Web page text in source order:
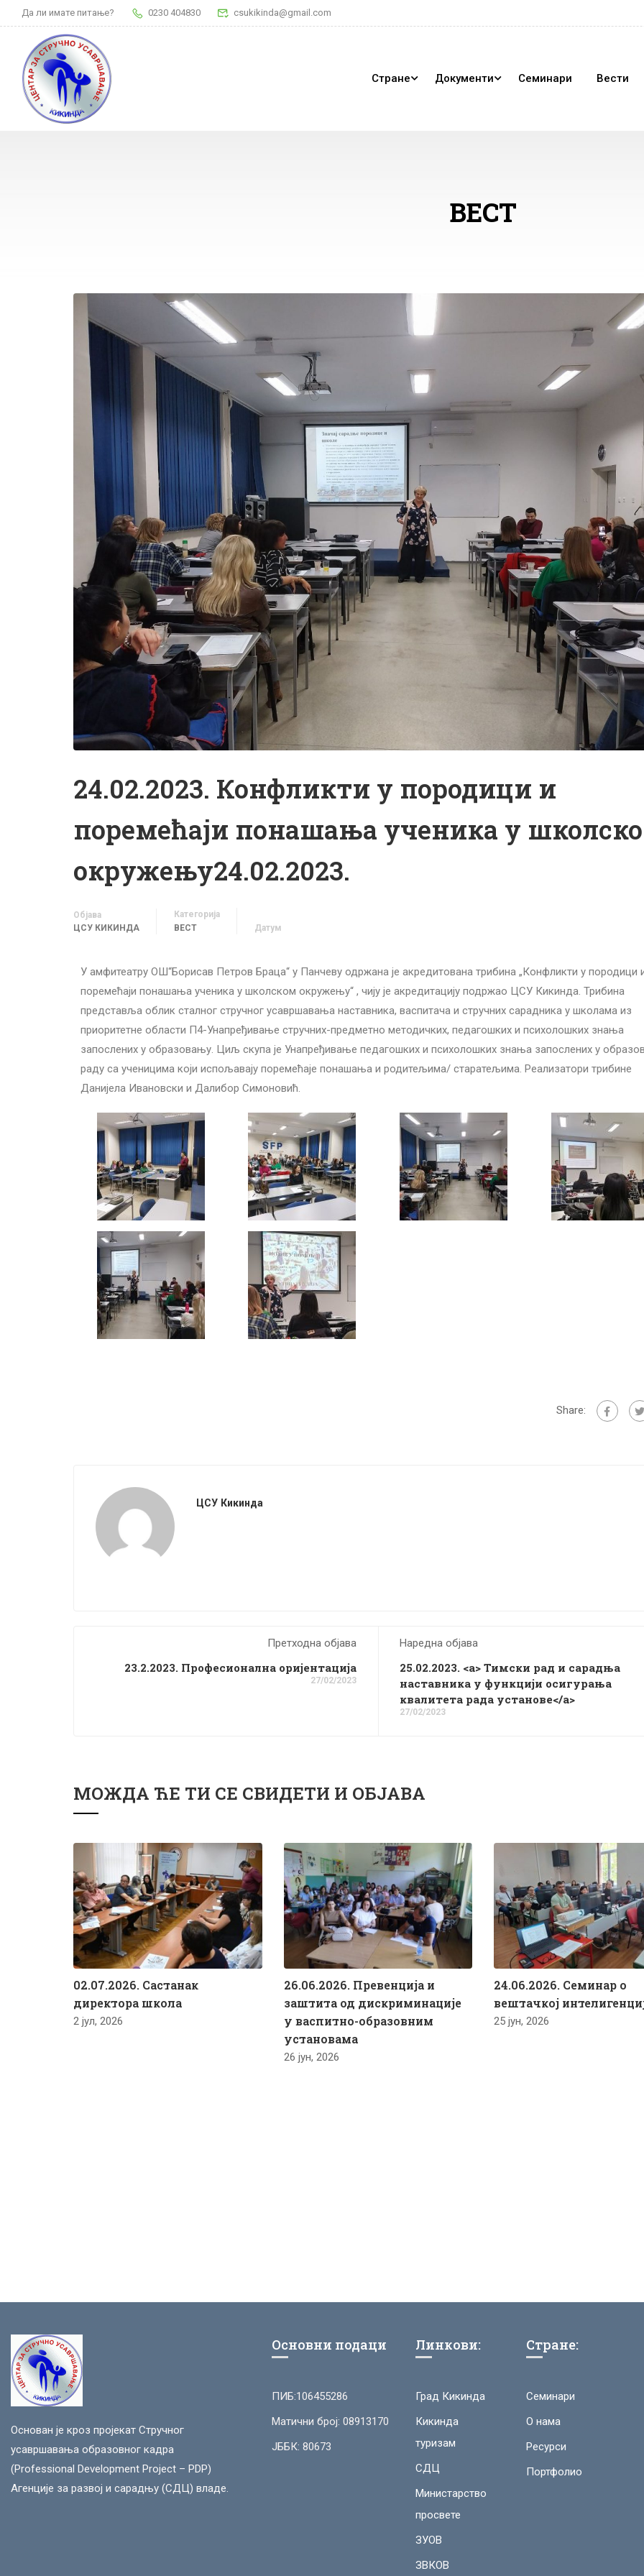
Да ли имате питање? 0230 404830 csukikinda@gmail.com
Стране Документи Семинари Вести
ВЕСТ
24.02.2023. Конфликти у породици и
поремећаји понашања ученика у
окружењу24.02.2023.
Објава
ЦСУ КИКИНДА
Категорија
ВЕСТ
Датум
У амфитеатру ОШ“Борисав Петров Браца“ у Панчеву одржана је акредитована трибина „Конфликти у породици
поремећаји понашања ученика у школском окружењу“ , чију је акредитацију подржао ЦСУ Кикинда. Трибина
представља облик сталног стручног усавршавања наставника, васпитача и стручних сарадника у школама из
приоритетне области П4-Унапређивање стручних-предметно методичких, педагошких и психолошких знања
запослених у образовању. Циљ скупа је Унапређивање педагошких и психолошких знања запослених у
раду са ученицима који испољавају поремећаје понашања и родитељима/ старатељима. Реализатори трибине
Данијела Ивановски и Далибор Симоновић.
Share:
ЦСУ Кикинда
Претходна објава
23.2.2023. Професионална оријентација
27/02/2023
Наредна објава
25.02.2023. <a> Тимски рад и сарадња
наставника у функцији осигурања
квалитета рада установе</a>
27/02/2023
МОЖДА ЋЕ ТИ СЕ СВИДЕТИ И ОБЈАВА
02.07.2026. Састанак
директора школа
2 јул, 2026
26.06.2026. Превенција и
заштита од дискриминације
у васпитно-образовним
установама
26 јун, 2026
24.06.2026. Семинар о
вештачкој
25 јун, 2026
Основан је кроз пројекат Стручног
усавршавања образовног кадра
(Professional Development Project – PDP)
Агенције за развој и сарадњу (СДЦ) владе.
Основни подаци
ПИБ:106455286
Матични број: 08913170
ЈББК: 80673
Линкови:
Град Кикинда
Кикинда
туризам
СДЦ
Министарство
просвете
ЗУОВ
ЗВКОВ
Стране:
Семинари
О нама
Ресурси
Портфолио